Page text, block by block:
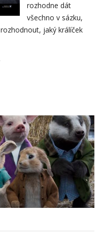
rozhodne dát
všechno v sázku,
jaký králíček